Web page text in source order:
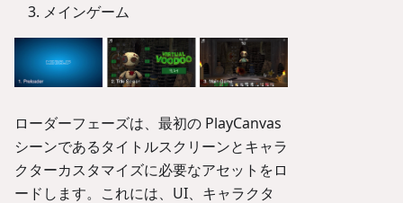
メインゲーム
ローダーフェーズは、最初の PlayCanvas
シーンであるタイトルスクリーンとキャラ
クターカスタマイズに必要なアセットをロ
ードします。これには、UI、キャラクタ